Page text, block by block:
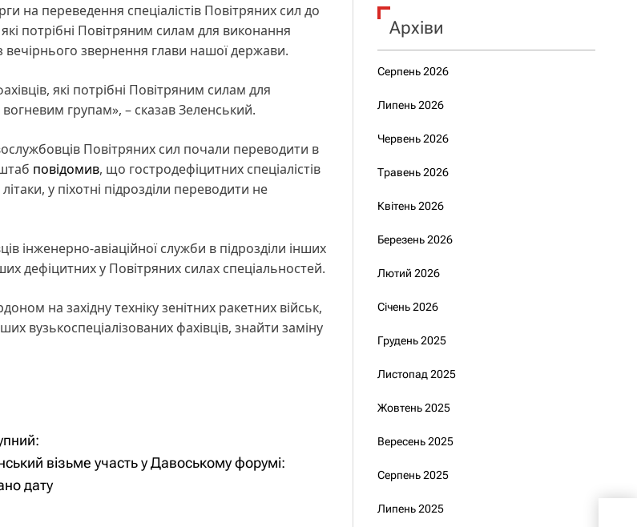
на переведення спеціалістів Повітряних сил до
потрібні Повітряним силам для виконання
вечірнього звернення глави нашої держави.
які потрібні Повітряним силам для
групам», – сказав Зеленський.
Повітряних сил почали переводити в
повідомив, що гостродефіцитних спеціалістів
у піхотні підрозділи переводити не
інженерно-авіаційної служби в підрозділи інших
дефіцитних у Повітряних силах спеціальностей.
на західну техніку зенітних ракетних військ,
вузькоспеціалізованих фахівців, знайти заміну
візьме участь у Давоському форумі:
дату
Архіви
Серпень 2026
Липень 2026
Червень 2026
Травень 2026
Квітень 2026
Березень 2026
Лютий 2026
Січень 2026
Грудень 2025
Листопад 2025
Жовтень 2025
Вересень 2025
Серпень 2025
Липень 2025